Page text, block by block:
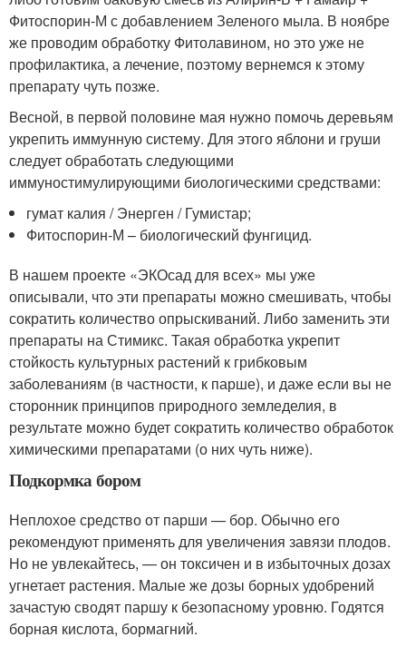
Фитоспорин-М с добавлением Зеленого мыла. В ноябре
же проводим обработку Фитолавином, но это уже не
профилактика, а лечение, поэтому вернемся к этому
препарату чуть позже.
Весной, в первой половине мая нужно помочь деревьям
укрепить иммунную систему. Для этого яблони и груши
следует обработать следующими
иммуностимулирующими биологическими средствами:
гумат калия / Энерген / Гумистар;
Фитоспорин-М – биологический фунгицид.
В нашем проекте «ЭКОсад для всех» мы уже
описывали, что эти препараты можно смешивать, чтобы
сократить количество опрыскиваний. Либо заменить эти
препараты на Стимикс. Такая обработка укрепит
стойкость культурных растений к грибковым
заболеваниям (в частности, к парше), и даже если вы не
сторонник принципов природного земледелия, в
результате можно будет сократить количество обработок
химическими препаратами (о них чуть ниже).
Подкормка бором
Неплохое средство от парши — бор. Обычно его
рекомендуют применять для увеличения завязи плодов.
Но не увлекайтесь, — он токсичен и в избыточных дозах
угнетает растения. Малые же дозы борных удобрений
зачастую сводят паршу к безопасному уровню. Годятся
борная кислота, бормагний.